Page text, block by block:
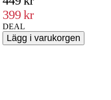
399 kr
DEAL
Lägg i varukorgen